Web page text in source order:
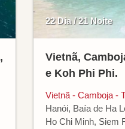
22 Dia / 21 Noite
Vietnã,
e Koh Phi Phi.
Vietnã - Camboja -
Hanói, Baía de Ha
Ho Chi Minh, Siem